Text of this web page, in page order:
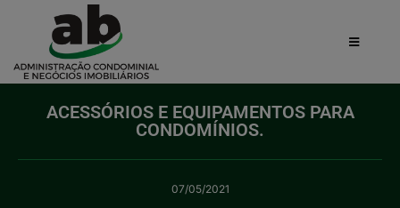
ACESSÓRIOS E EQUIPAMENTOS PARA
CONDOMÍNIOS.
07/05/2021